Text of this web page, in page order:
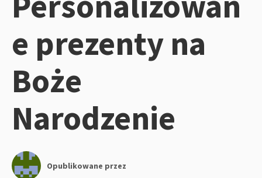
e prezenty na
Boże
Narodzenie
Opublikowane przez